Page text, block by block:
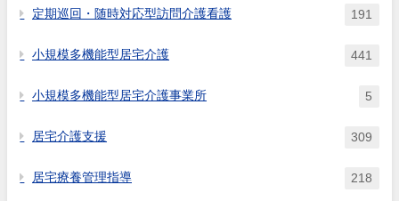
定期巡回・随時対応型訪問介護看護 191
小規模多機能型居宅介護 441
小規模多機能型居宅介護事業所 5
居宅介護支援 309
居宅療養管理指導 218